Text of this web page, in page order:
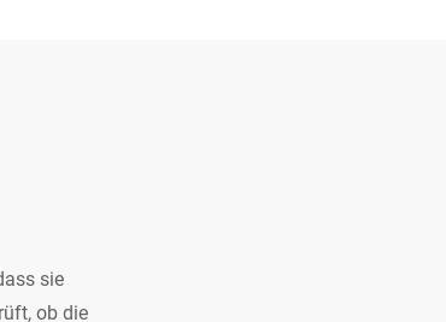
sie
ob die